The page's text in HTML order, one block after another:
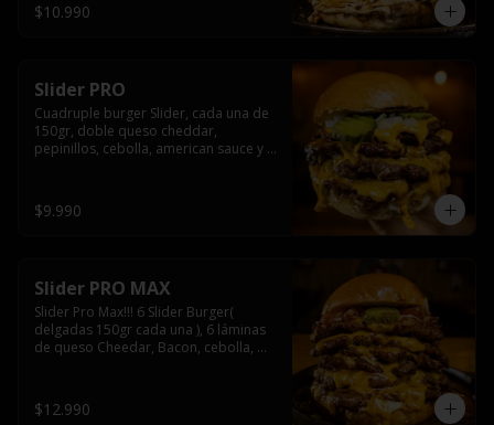
$10.990
Slider PRO
Cuadruple burger Slider, cada una de
150gr, doble queso cheddar,
pepinillos, cebolla, american sauce y
$9.990
Slider PRO MAX
Slider Pro Max!!! 6 Slider Burger(
delgadas 150gr cada una ), 6 láminas
de queso Cheedar, Bacon, cebolla,
$12.990